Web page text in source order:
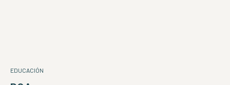
EDUCACIÓN